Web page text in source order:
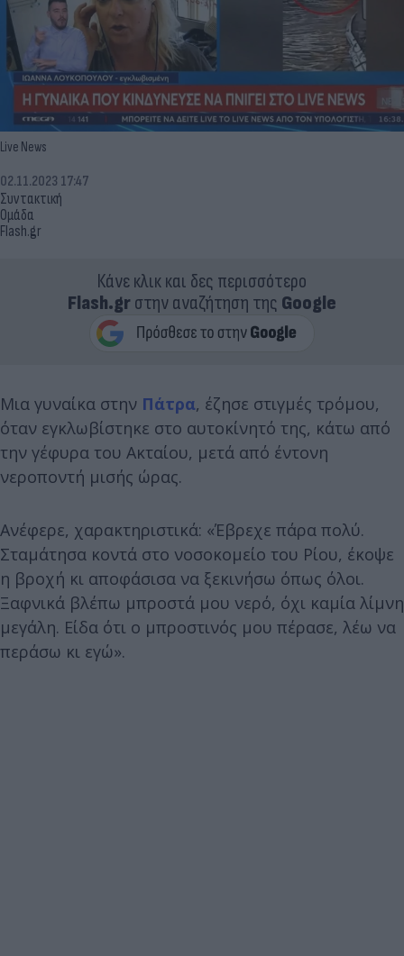
Live News
Συντακτική
Ομάδα
Flash.gr
02.11.2023 17:47
Κάνε κλικ και δες περισσότερο
Flash.grστην αναζήτηση της Google
Μια γυναίκα στην Πάτρα, έζησε στιγμές τρόμου,
όταν εγκλωβίστηκε στο αυτοκίνητό της, κάτω από
την γέφυρα του Ακταίου, μετά από έντονη
νεροποντή μισής ώρας.
Ανέφερε, χαρακτηριστικά: «Έβρεχε πάρα πολύ.
Σταμάτησα κοντά στο νοσοκομείο του Ρίου, έκοψε
η βροχή κι αποφάσισα να ξεκινήσω όπως όλοι.
Ξαφνικά βλέπω μπροστά μου νερό, όχι καμία λίμνη
μεγάλη. Είδα ότι ο μπροστινός μου πέρασε, λέω να
περάσω κι εγώ».